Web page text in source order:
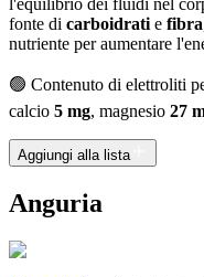
l'equilibrio dei fluidi nel
fonte di carboidrati e fibra
nutriente per aumentare
🟢 Contenuto di elettroliti
calcio 5 mg, magnesio 27
Aggiungi alla lista
Anguria